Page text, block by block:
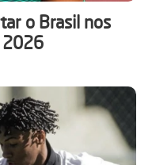
o Brasil nos
2026